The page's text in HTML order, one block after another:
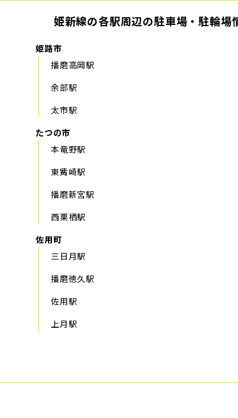
姫新線の各駅周辺の駐車場・駐輪場
姫路市
播磨高岡駅
余部駅
太市駅
たつの市
本竜野駅
東觜崎駅
播磨新宮駅
西栗栖駅
佐用町
三日月駅
播磨徳久駅
佐用駅
上月駅